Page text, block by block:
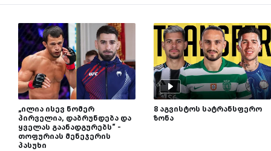
„ილია ისევ ნომერ
პირველია, დაბრუნდება და
ყველას გაანადგურებს“ -
თოფურიას მენეჯერის
პასუხი
8 აგვისტოს სატრანსფერო
ზონა